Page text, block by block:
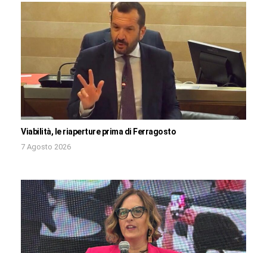
Viabilità, le riaperture prima di Ferragosto
7 Agosto 2026